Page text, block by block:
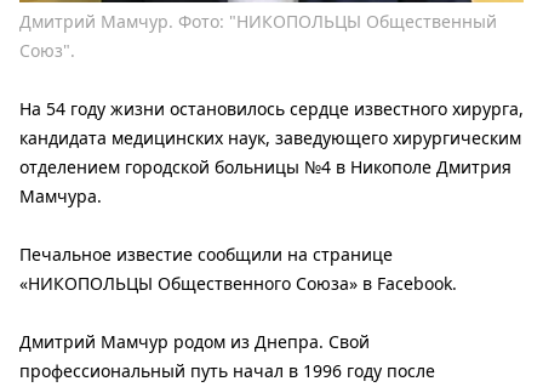
Дмитрий Мамчур. Фото: "НИКОПОЛЬЦЫ Общественный
Союз".
На 54 году жизни остановилось сердце известного хирурга,
кандидата медицинских наук, заведующего хирургическим
отделением городской больницы №4 в Никополе Дмитрия
Мамчура.
Печальное известие сообщили на странице
«НИКОПОЛЬЦЫ Общественного Союза» в Facebook.
Дмитрий Мамчур родом из Днепра. Свой
профессиональный путь начал в 1996 году после